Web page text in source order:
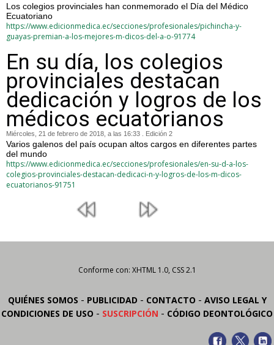
Los colegios provinciales han conmemorado el Día del Médico
Ecuatoriano
https://www.edicionmedica.ec/secciones/profesionales/pichincha-y-
guayas-premian-a-los-mejores-m-dicos-del-a-o-91774
En su día, los colegios
provinciales destacan
dedicación y logros de los
médicos ecuatorianos
Miércoles, 21 de febrero de 2018, a las 16:33 . Edición 2
Varios galenos del país ocupan altos cargos en diferentes partes
del mundo
https://www.edicionmedica.ec/secciones/profesionales/en-su-d-a-los-
colegios-provinciales-destacan-dedicaci-n-y-logros-de-los-m-dicos-
ecuatorianos-91751
Conforme con: XHTML 1.0, CSS 2.1
QUIÉNES SOMOS - PUBLICIDAD - CONTACTO - AVISO LEGAL Y
CONDICIONES DE USO - SUSCRIPCIÓN - CÓDIGO DEONTOLÓGICO